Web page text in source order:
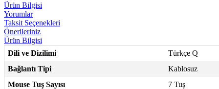
Ürün Bilgisi
Yorumlar
Taksit Seçenekleri
Önerileriniz
Ürün Bilgisi
Dili ve Dizilimi
Türkçe Q
Bağlantı Tipi
Kablosuz
Mouse Tuş Sayısı
7 Tuş